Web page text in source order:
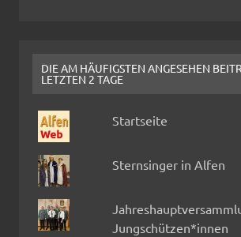
DIE AM HÄUFIGSTEN ANGESEHEN
LETZTEN 2 TAGE
Startseite
Sternsinger in Alfen
Jungschützen*innen